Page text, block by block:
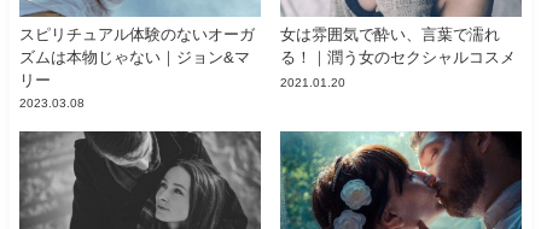
スピリチュアル体験のないオーガ
ズムは本物じゃない｜ジョン&マ
リー
2023.03.08
女は雰囲気で酔い、言葉で濡れ
る！｜潤う女のセクシャルコスメ
2021.01.20